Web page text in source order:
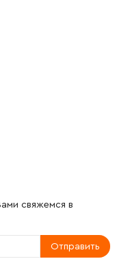
свяжемся в
Отправить